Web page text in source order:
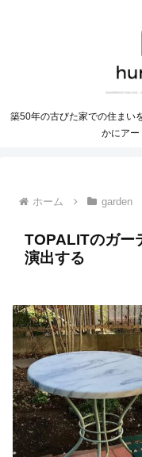
築50年の古びた家での住ま
かにアー
ホーム garden
TOPALITのガー
演出する